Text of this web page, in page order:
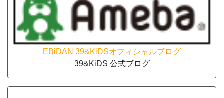
EBiDAN 39&KiDSオフィシャルブログ
39&KiDS 公式ブログ